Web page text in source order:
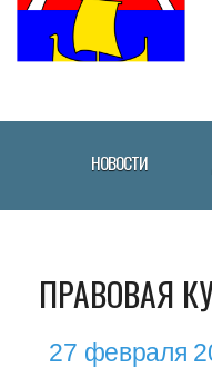
НОВОСТИ
ПРАВОВАЯ
27 февраля